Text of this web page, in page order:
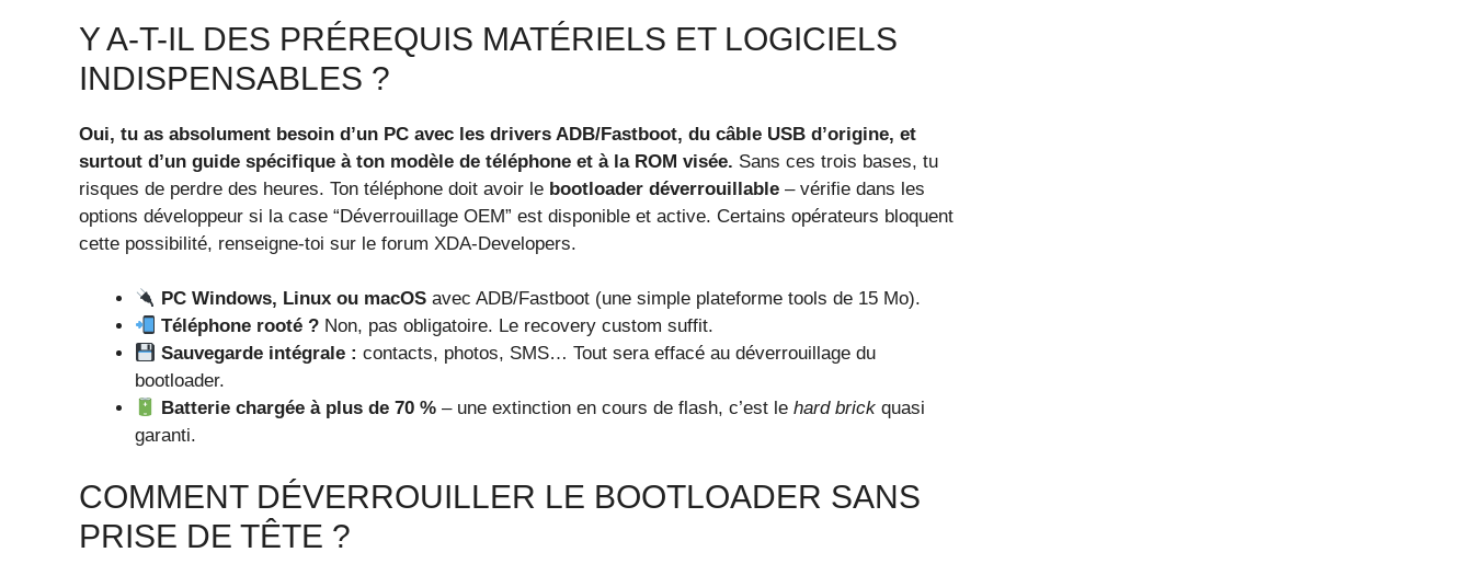
Y A-T-IL DES PRÉREQUIS MATÉRIELS ET LOGICIELS
INDISPENSABLES ?
Oui, tu as absolument besoin d’un PC avec les drivers ADB/Fastboot, du câble USB d’origine, et
surtout d’un guide spécifique à ton modèle de téléphone et à la ROM visée. Sans ces trois bases, tu
risques de perdre des heures. Ton téléphone doit avoir le bootloader déverrouillable – vérifie dans les
options développeur si la case “Déverrouillage OEM” est disponible et active. Certains opérateurs bloquent
cette possibilité, renseigne-toi sur le forum XDA-Developers.
PC Windows, Linux ou macOS avec ADB/Fastboot (une simple plateforme tools de 15 Mo).
Téléphone rooté ? Non, pas obligatoire. Le recovery custom suffit.
Sauvegarde intégrale : contacts, photos, SMS… Tout sera effacé au déverrouillage du
bootloader.
Batterie chargée à plus de 70 % – une extinction en cours de flash, c’est lehard brick quasi
garanti.
COMMENT DÉVERROUILLER LE BOOTLOADER SANS
PRISE DE TÊTE ?